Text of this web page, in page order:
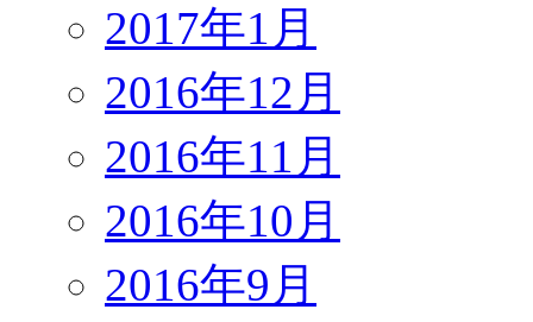
2017年1月
2016年12月
2016年11月
2016年10月
2016年9月